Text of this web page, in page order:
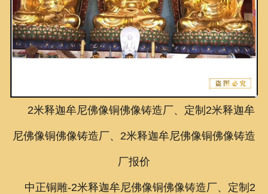
泥塑鉴赏
联系我们
2米释迦牟尼佛像铜佛像铸造厂、定制2米释迦牟
尼佛像铜佛像铸造厂、2米释迦牟尼佛像铜佛像铸造
厂报价
中正铜雕-2米释迦牟尼佛像铜佛像铸造厂、定制2